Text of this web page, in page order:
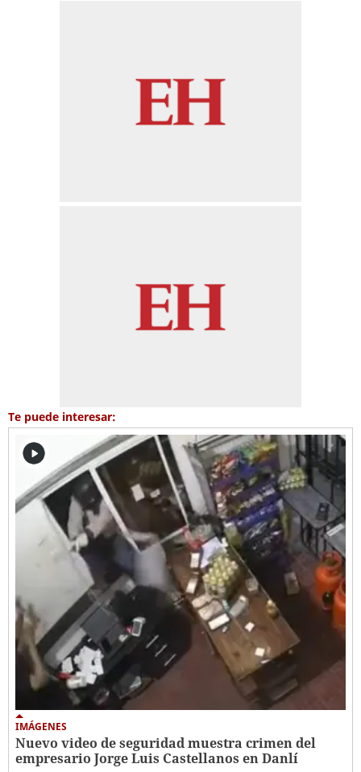
Te puede interesar:
IMÁGENES
Nuevo video de seguridad muestra crimen del
empresario Jorge Luis Castellanos en Danlí